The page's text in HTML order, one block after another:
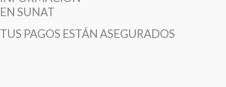
EN SUNAT
TUS PAGOS ESTÁN ASEGURADOS